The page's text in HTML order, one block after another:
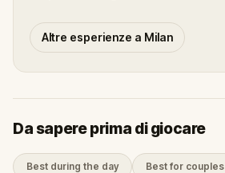
Altre esperienze a Milan
Da sapere prima di giocare
Best during the day Best for couples